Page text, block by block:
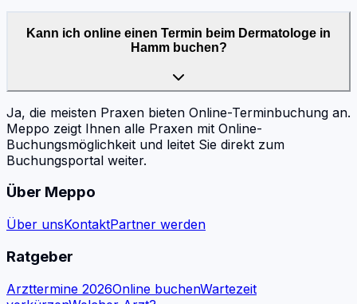
Kann ich online einen Termin beim Dermatologe in
Hamm buchen?
Ja, die meisten Praxen bieten Online-Terminbuchung an.
Meppo zeigt Ihnen alle Praxen mit Online-
Buchungsmöglichkeit und leitet Sie direkt zum
Buchungsportal weiter.
Über Meppo
Über unsKontaktPartner werden
Ratgeber
Arzttermine 2026Online buchenWartezeit